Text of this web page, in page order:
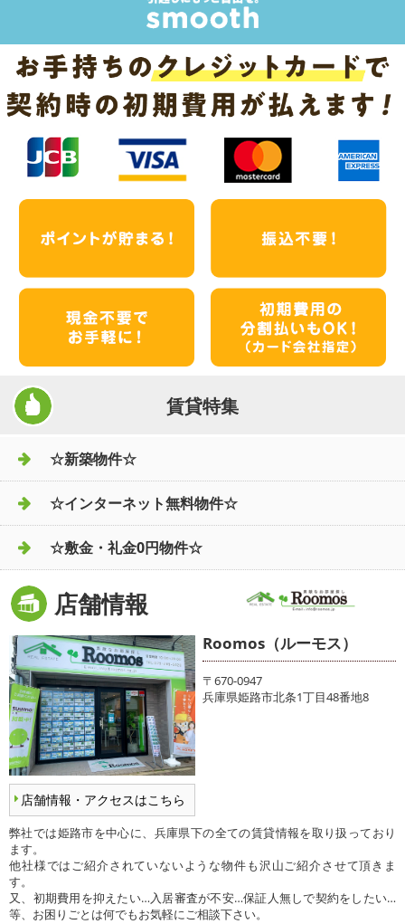
賃貸特集
☆新築物件☆
☆インターネット無料物件☆
☆敷金・礼金0円物件☆
店舗情報
店舗情報・アクセスはこちら
Roomos（ルーモス）
〒670-0947
兵庫県姫路市北条1丁目48番地8
弊社では姫路市を中心に、兵庫県下の全ての賃貸情報を取り扱っており
ます。
他社様ではご紹介されていないような物件も沢山ご紹介させて頂きま
す。
又、初期費用を抑えたい…入居審査が不安…保証人無しで契約をしたい…
等、お困りごとは何でもお気軽にご相談下さい。